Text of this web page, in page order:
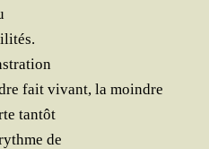
fait vivant, la moindre
tantôt
de